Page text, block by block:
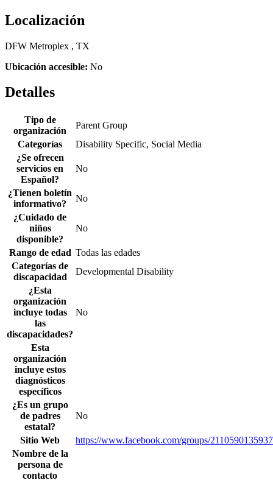
Localización
DFW Metroplex , TX
Ubicación accesible: No
Detalles
Tipo de
organización
Parent Group
Categorías
Disability Specific, Social Media
¿Se ofrecen
servicios en
Español?
No
¿Tienen boletín
informativo?
No
¿Cuidado de
niños
disponible?
No
Rango de edad Todas las edades
Categorías de
discapacidad
Developmental Disability
¿Esta
organización
incluye todas
las
discapacidades?
No
Esta
organización
incluye estos
diagnósticos
específicos
¿Es un grupo
de padres
estatal?
No
Sitio Web
https://www.facebook.com/groups/
Nombre de la
persona de
contacto